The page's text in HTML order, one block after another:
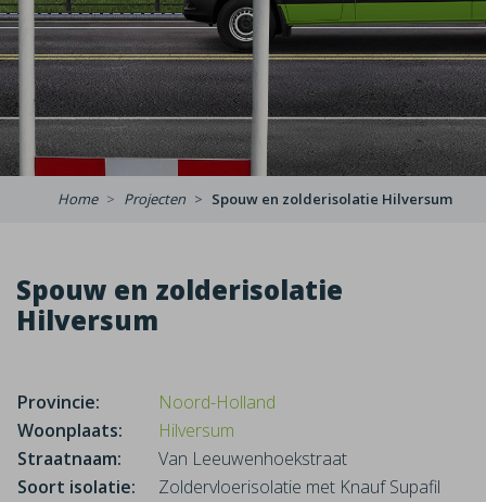
Home Projecten Spouw en zolderisolatie Hilversum
Spouw en zolderisolatie
Hilversum
Provincie:
Noord-Holland
Woonplaats:
Hilversum
Straatnaam:
Van Leeuwenhoekstraat
Soort isolatie:
Zoldervloerisolatie met Knauf Supafil